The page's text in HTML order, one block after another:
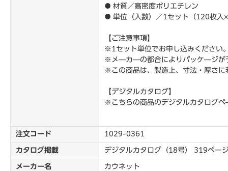
● 材質／高密度ポリエチレン
● 単位（入数）／1セット（120枚
【ご注意事項】
※1セット単位でお申し込みください
※メ―カ―の都合によりパッケ―ジが
※この商品は、製造上、寸法・厚さ
【デジタルカタログ】
※こちらの商品のデジタルカタログ
注文コード 1029-0361
カタログ掲載 デジタルカタログ（18号） 319ペー
メーカー名 カウネット